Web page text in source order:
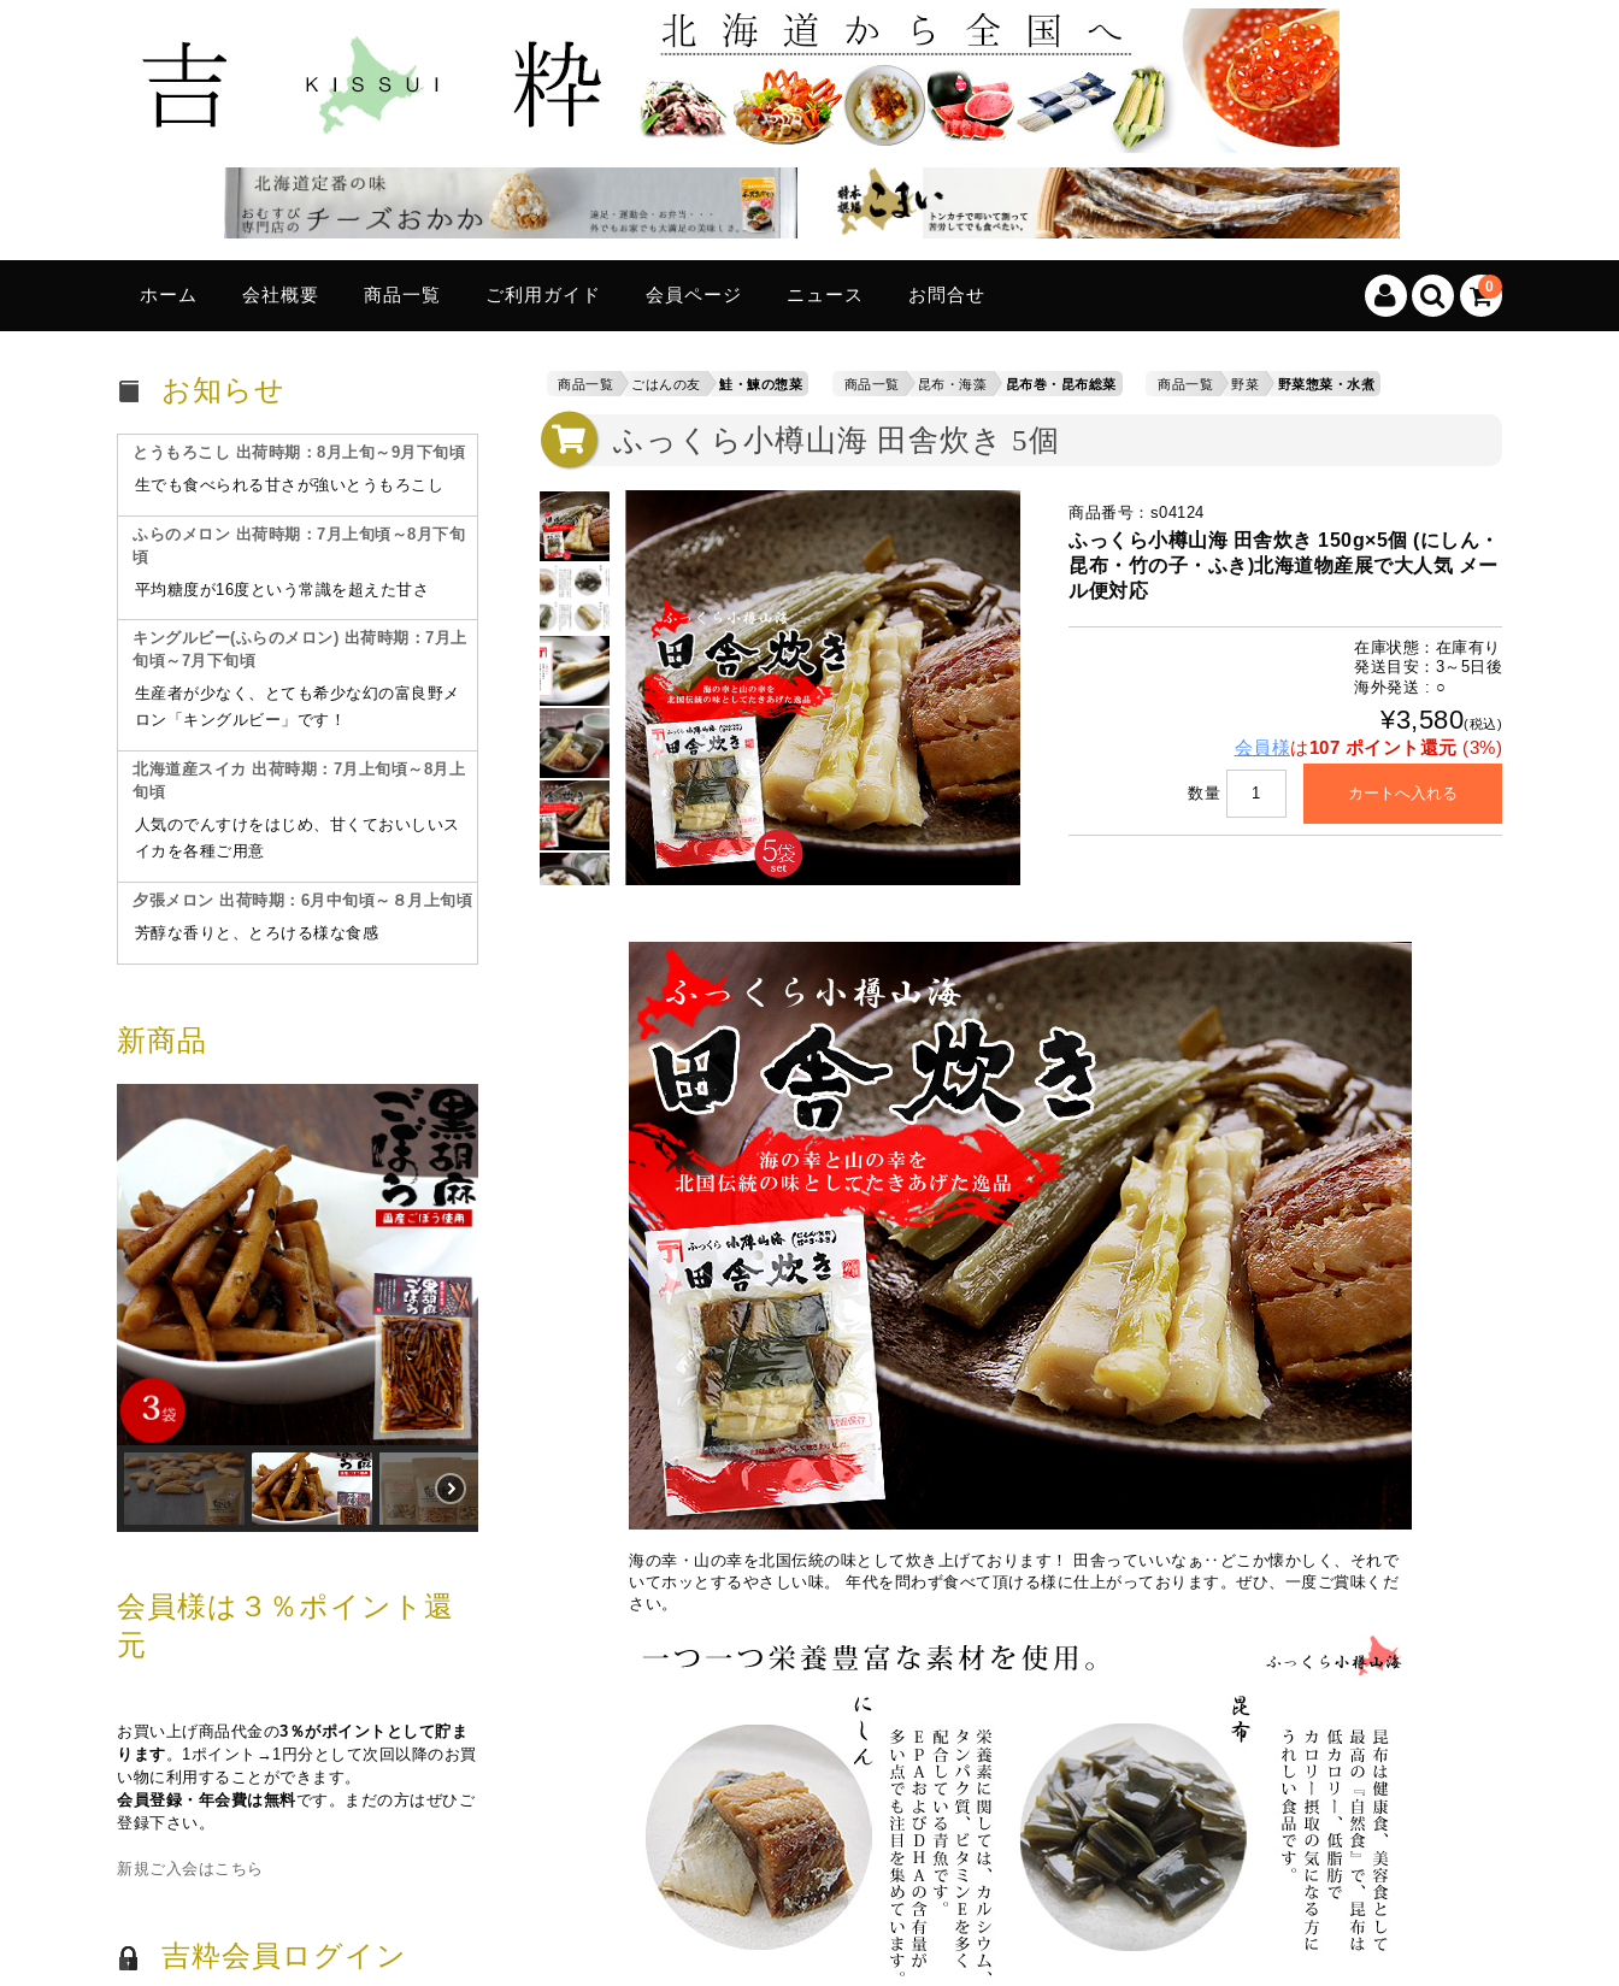
0
只今、カートに商品はございません。
(カゴの商品数:0種類、合計数:0)
ホーム 会社概要 商品一覧 ご利用ガイド 会員ページ ニュース お問合せ
商品一覧 ごはんの友 鮭・鰊の惣菜 商品一覧 昆布・海藻 昆布巻・昆布総菜 商品一覧 野菜 野菜惣菜・水煮
ふっくら小樽山海 田舎炊き 5個
商品番号：s04124
ふっくら小樽山海 田舎炊き 150g×5個 (にしん・
昆布・竹の子・ふき)北海道物産展で大人気 メー
ル便対応
在庫状態：在庫有り
発送目安：3～5日後
海外発送 : ○
¥3,580(税込)
会員様は107 ポイント還元 (3%)
数量
海の幸・山の幸を北国伝統の味として炊き上げております！ 田舎っていいなぁ‥どこか懐かしく、それで
いてホッとするやさしい味。 年代を問わず食べて頂ける様に仕上がっております。ぜひ、一度ご賞味くだ
さい。
お知らせ
とうもろこし 出荷時期：8月上旬～9月下旬頃
生でも食べられる甘さが強いとうもろこし
ふらのメロン 出荷時期：7月上旬頃～8月下旬
頃
平均糖度が16度という常識を超えた甘さ
キングルビー(ふらのメロン) 出荷時期：7月上
旬頃～7月下旬頃
生産者が少なく、とても希少な幻の富良野メ
ロン「キングルビー」です！
北海道産スイカ 出荷時期：7月上旬頃～8月上
旬頃
人気のでんすけをはじめ、甘くておいしいス
イカを各種ご用意
夕張メロン 出荷時期：6月中旬頃～８月上旬頃
芳醇な香りと、とろける様な食感
新商品
会員様は３％ポイント還
元
お買い上げ商品代金の3％がポイントとして貯ま
ります。1ポイント→1円分として次回以降のお買
い物に利用することができます。
会員登録・年会費は無料です。まだの方はぜひご
登録下さい。
新規ご入会はこちら
吉粋会員ログイン